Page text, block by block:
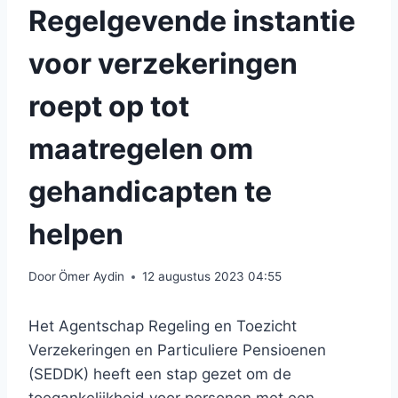
Regelgevende instantie
voor verzekeringen
roept op tot
maatregelen om
gehandicapten te
helpen
DoorÖmer Aydin 12 augustus 2023 04:55
Het Agentschap Regeling en Toezicht
Verzekeringen en Particuliere Pensioenen
(SEDDK) heeft een stap gezet om de